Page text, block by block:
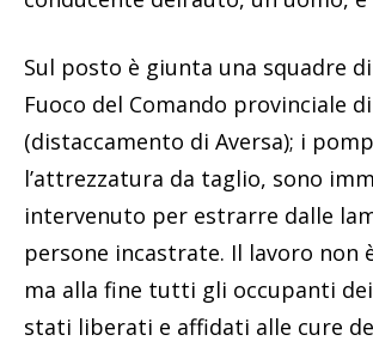
Sul posto è giunta una squadre
Fuoco del Comando provinciale
(distaccamento di Aversa); i
l’attrezzatura da taglio, sono
intervenuto per estrarre dalle
persone incastrate. Il lavoro non
ma alla fine tutti gli occupanti
stati liberati e affidati alle cure